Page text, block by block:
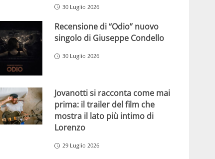
30 Luglio 2026
Recensione di “Odio” nuovo
singolo di Giuseppe Condello
30 Luglio 2026
Jovanotti si racconta come mai
prima: il trailer del film che
mostra il lato più intimo di
Lorenzo
29 Luglio 2026